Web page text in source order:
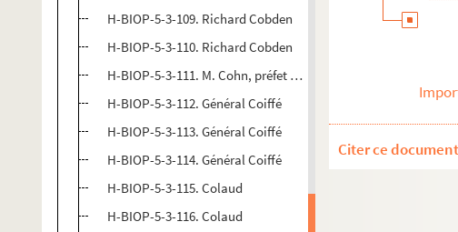
H-BIOP-5-3-109. Richard Cobden
H-BIOP-5-3-110. Richard Cobden
H-BIOP-5-3-111. M. Cohn, préfet de la Loire
H-BIOP-5-3-112. Général Coiffé
H-BIOP-5-3-113. Général Coiffé
H-BIOP-5-3-114. Général Coiffé
H-BIOP-5-3-115. Colaud
H-BIOP-5-3-116. Colaud
Citer ce